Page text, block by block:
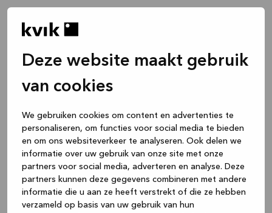
Deze website maakt gebruik
van cookies
We gebruiken cookies om content en advertenties te
personaliseren, om functies voor social media te bieden
en om ons websiteverkeer te analyseren. Ook delen we
informatie over uw gebruik van onze site met onze
partners voor social media, adverteren en analyse. Deze
partners kunnen deze gegevens combineren met andere
informatie die u aan ze heeft verstrekt of die ze hebben
verzameld op basis van uw gebruik van hun